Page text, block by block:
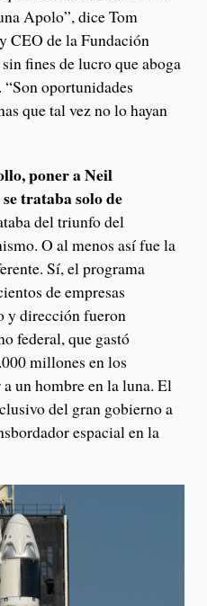
Apolo”, dice Tom
CEO de la Fundación
fines de lucro que aboga
oportunidades
que tal vez no lo hayan
poner a Neil
trataba solo de
del triunfo del
O al menos así fue la
Sí, el programa
de empresas
y dirección fueron
federal, que gastó
millones en los
un hombre en la luna. El
del gran gobierno a
espacial en la